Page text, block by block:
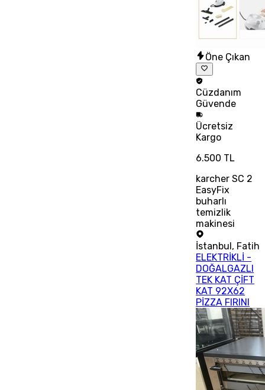
Öne Çıkan
Cüzdanım
Güvende
Ücretsiz
Kargo
6.500 TL
karcher SC 2
EasyFix
buharlı
temizlik
makinesi
İstanbul, Fatih
ELEKTRİKLİ -
DOĞALGAZLI
TEK KAT ÇİFT
KAT 92X62
PİZZA FIRINI